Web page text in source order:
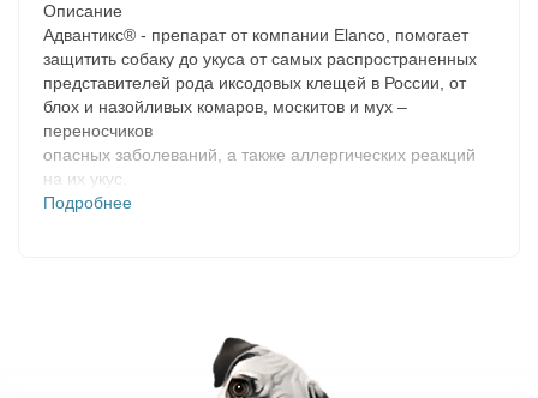
Описание
Адвантикс® - препарат от компании Elanco, помогает
защитить собаку до укуса от самых распространенных
представителей рода иксодовых клещей в России, от
блох и назойливых комаров, москитов и мух –
переносчиков
опасных заболеваний, а также аллергических реакций
на их укус.
Защищает до 4 недель
спектр летающих насекомых ✅ Подходит собакам
мелких пород от 1,5 кг и щенкам с 7-недельного
Подробнее